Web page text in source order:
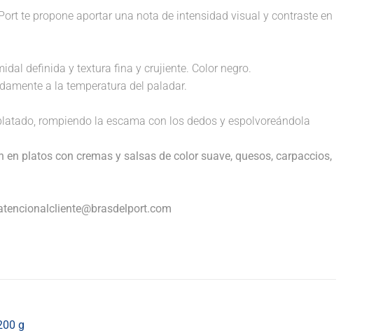
te propone aportar una nota de intensidad visual y contraste en
definida y textura fina y crujiente. Color negro.
a la temperatura del paladar.
rompiendo la escama con los dedos y espolvoreándola
platos con cremas y salsas de color suave, quesos, carpaccios,
g